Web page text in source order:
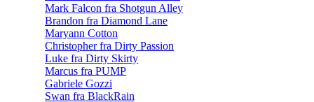
Mark Falcon fra Shotgun Alley
Brandon fra Diamond Lane
Maryann Cotton
Christopher fra Dirty Passion
Luke fra Dirty Skirty
Marcus fra PUMP
Gabriele Gozzi
Swan fra BlackRain